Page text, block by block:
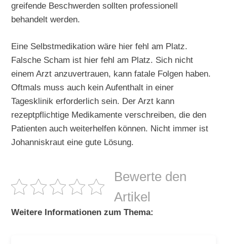
greifende Beschwerden sollten professionell
behandelt werden.
Eine Selbstmedikation wäre hier fehl am Platz.
Falsche Scham ist hier fehl am Platz. Sich nicht
einem Arzt anzuvertrauen, kann fatale Folgen haben.
Oftmals muss auch kein Aufenthalt in einer
Tagesklinik erforderlich sein. Der Arzt kann
rezeptpflichtige Medikamente verschreiben, die den
Patienten auch weiterhelfen können. Nicht immer ist
Johanniskraut eine gute Lösung.
Bewerte den
Artikel
Weitere Informationen zum Thema: